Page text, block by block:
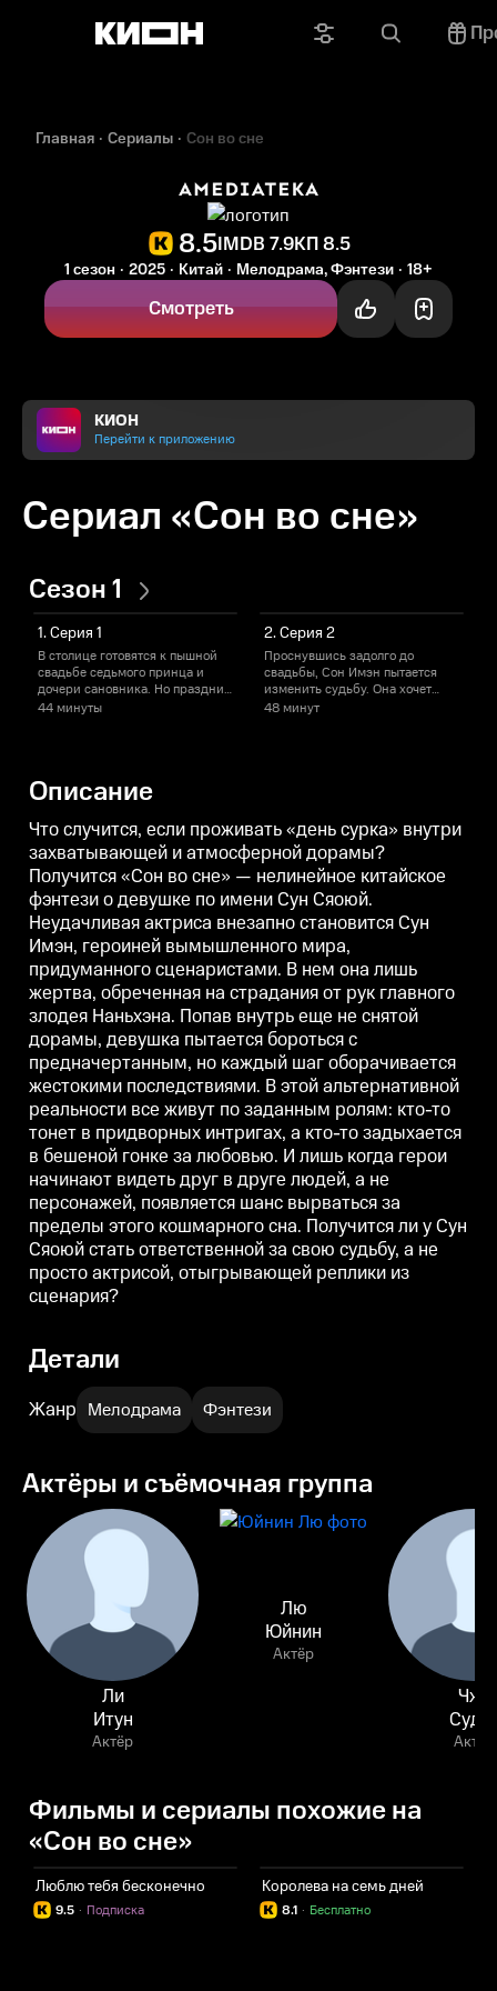
Главная Сериалы Сон во сне
8.5IMDB 7.9КП 8.5
1 сезон 2025 Китай Мелодрама, Фэнтези 18+
Смотреть
КИОН
Перейти к приложению
Сериал «Сон во сне»
Сезон 1
1. Серия 1
В столице готовятся к пышной
свадьбе седьмого принца и
дочери сановника. Но праздник
превращается в хаос — невеста
стремительно меняться.
44 минуты
2. Серия 2
Проснувшись задолго до
свадьбы, Сон Имэн пытается
изменить судьбу. Она хочет
уберечь себя от роковой
48 минут
Описание
Что случится, если проживать «день сурка» внутри
захватывающей и атмосферной дорамы?
Получится «Сон во сне» — нелинейное китайское
фэнтези о девушке по имени Сун Сяоюй.
Неудачливая актриса внезапно становится Сун
Имэн, героиней вымышленного мира,
придуманного сценаристами. В нем она лишь
жертва, обреченная на страдания от рук главного
злодея Наньхэна. Попав внутрь еще не снятой
дорамы, девушка пытается бороться с
предначертанным, но каждый шаг оборачивается
жестокими последствиями. В этой альтернативной
реальности все живут по заданным ролям: кто-то
тонет в придворных интригах, а кто-то задыхается
в бешеной гонке за любовью. И лишь когда герои
начинают видеть друг в друге людей, а не
персонажей, появляется шанс вырваться за
пределы этого кошмарного сна. Получится ли у Сун
Сяоюй стать ответственной за свою судьбу, а не
просто актрисой, отыгрывающей реплики из
сценария?
Детали
Жанр Мелодрама Фэнтези
Актёры и съёмочная группа
Ли
Итун
Актёр
Лю
Юйнин
Актёр
Чжу
Актёр
Фильмы и сериалы похожие на
«Сон во сне»
Люблю тебя бесконечно
9.5 Подписка
·
Королева на семь дней
8.1 Бесплатно
·